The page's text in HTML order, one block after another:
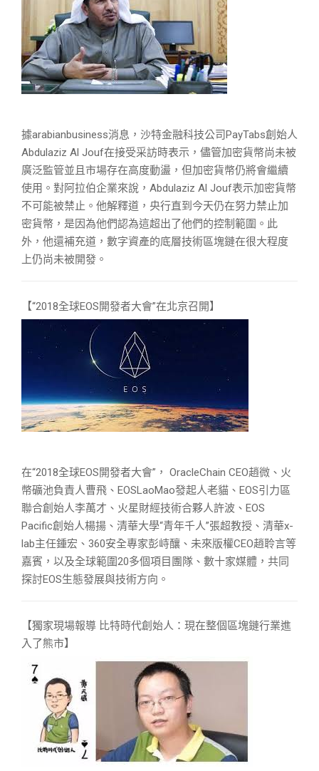
據arabianbusiness消息，沙特金融科技公司PayTabs創始人
Abdulaziz Al Jouf在接受采訪時表示，儘管加密貨幣尚未被
廣泛監管並且市場存在高度動盪，但加密貨幣仍將會繼續
使用。對阿拉伯企業來說，Abdulaziz Al Jouf表示加密貨幣
不可能被禁止。他解釋道，央行直到今天仍在努力禁止加
密貨幣，是因為他們認為這超出了他們的控制範圍。此
外，他還補充道，數字資產的底層技術區塊鏈在很大程度
上仍尚未被開發。
【“2018全球EOS開發者大會”在北京召開】
在“2018全球EOS開發者大會”， OracleChain CEO趙微、火
幣礦池負責人曹飛、EOSLaoMao發起人老貓、EOS引力區
聯合創始人李萬才、火星財經技術合夥人許波、EOS
Pacific創始人楊揚、清華大學“青年千人”張超教授、清華x-
lab主任鍾宏、360安全專家彭峙釀、未來版權CEO趙聆言等
嘉賓，以及全球範圍20多個項目團隊、數十家媒體，共同
探討EOS生態發展與技術方向。
【獨家現場報導 比特時代創始人：現在整個區塊鏈行業進
入了熊市】